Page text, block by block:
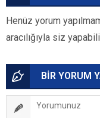
Henüz yorum
aracılığıyla siz
BİR YORUM